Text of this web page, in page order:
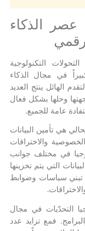
عصر الذكاء
التكنولوجية
في مجال الذكاء
الهائل ينتج العديد
وحلها بشكل فعال
عامة للجميع.
هي تأمين البيانات
والاختراقات
في مختلف جوانب
التي يتم تخزينها
تبني سياسات وضوابط
التحدّيات في مجال
فمع تزايد عدد